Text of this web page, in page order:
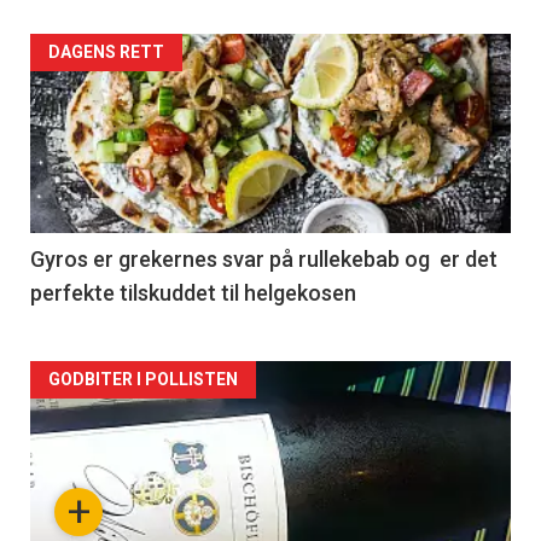
Forsiden
akkurat
nå
-
2
DAGENS RETT
Gyros er grekernes svar på rullekebab og er det
perfekte tilskuddet til helgekosen
Forsiden
akkurat
nå+
GODBITER I POLLISTEN